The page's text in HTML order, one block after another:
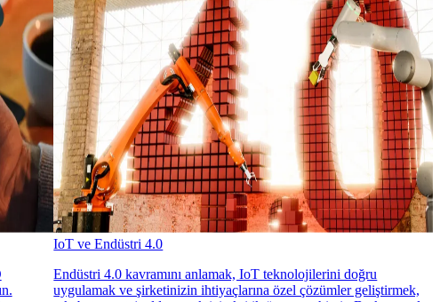
IoT ve Endüstri 4.0
Endüstri 4.0 kavramını anlamak, IoT teknolojilerini doğru
uygulamak ve şirketinizin ihtiyaçlarına özel çözümler geliştirmek,